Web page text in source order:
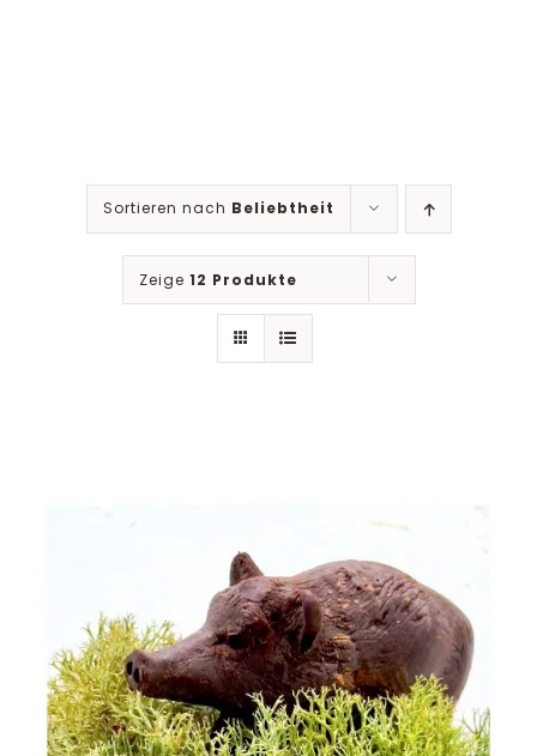
Sortieren nach Beliebtheit
Zeige 12 Produkte